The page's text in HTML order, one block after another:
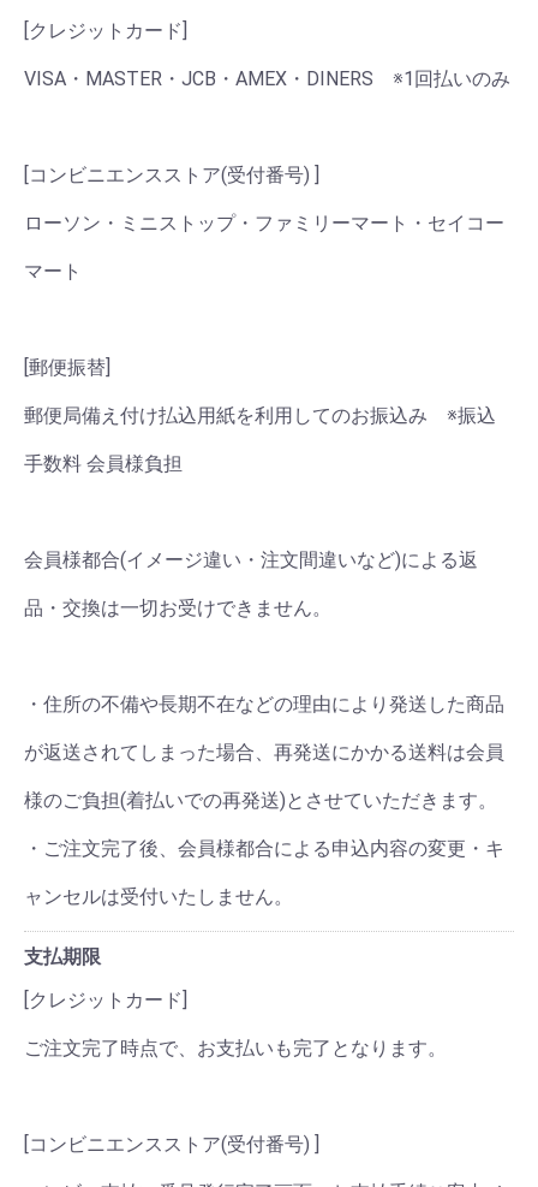
[クレジットカード]
VISA・MASTER・JCB・AMEX・DINERS ※1回払いのみ
[コンビニエンスストア(受付番号) ]
ローソン・ミニストップ・ファミリーマート・セイコー
マート
[郵便振替]
郵便局備え付け払込用紙を利用してのお振込み ※振込
手数料 会員様負担
会員様都合(イメージ違い・注文間違いなど)による返
品・交換は一切お受けできません。
・住所の不備や長期不在などの理由により発送した商品
が返送されてしまった場合、再発送にかかる送料は会員
様のご負担(着払いでの再発送)とさせていただきます。
・ご注文完了後、会員様都合による申込内容の変更・キ
ャンセルは受付いたしません。
支払期限
[クレジットカード]
ご注文完了時点で、お支払いも完了となります。
[コンビニエンスストア(受付番号) ]